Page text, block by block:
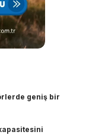
geniş bir